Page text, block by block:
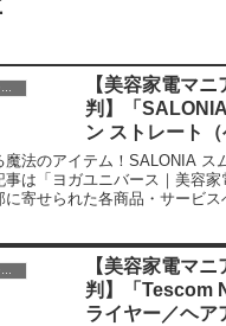
ヘアドライヤーのレビュー
【美容家電マ
判】「
ン ストレート
／ヘアアイロン
てみた正直感想
魔法のアイテム！SALONIA ス
は「ヨガユニバース｜美容家
に寄せられた各商品・サービ
【美容家電マ
判】「Tescom
ライヤー／ヘア